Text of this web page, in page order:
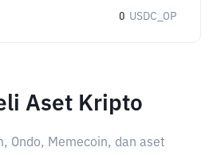
0 USDC_OP
Aset Kripto
Ondo, Memecoin, dan aset